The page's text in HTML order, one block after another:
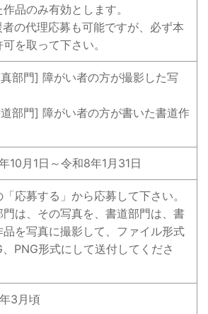
作品のみ有効とします。
の代理応募も可能ですが、必ず本
可を取って下さい。
部門] 障がい者の方が撮影した写
部門] 障がい者の方が書いた書道作
10月1日～令和8年1月31日
応募する」から応募して下さい。
門は、その写真を、書道部門は、書
品を写真に撮影して、ファイル形式
、PNG形式にして送付してくださ
3月頃